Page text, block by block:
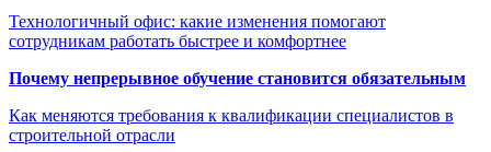
Технологичный офис: какие изменения помогают
сотрудникам работать быстрее и комфортнее
Почему непрерывное обучение становится обязательным
Как меняются требования к квалификации специалистов в
строительной отрасли